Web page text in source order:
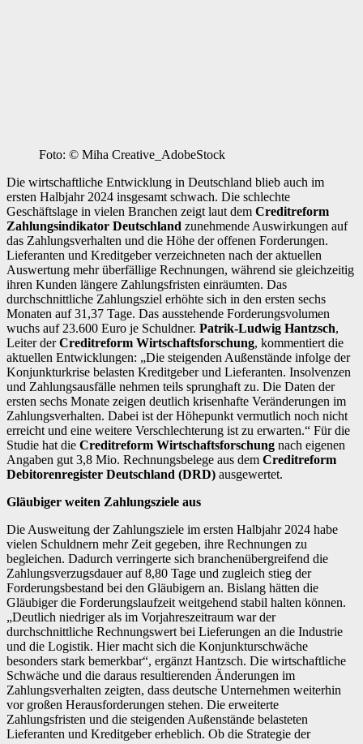
Foto: © Miha Creative_AdobeStock
Die wirtschaftliche Entwicklung in Deutschland blieb auch im
ersten Halbjahr 2024 insgesamt schwach. Die schlechte
Geschäftslage in vielen Branchen zeigt laut dem Creditreform
Zahlungsindikator Deutschland zunehmende Auswirkungen auf
das Zahlungsverhalten und die Höhe der offenen Forderungen.
Lieferanten und Kreditgeber verzeichneten nach der aktuellen
Auswertung mehr überfällige Rechnungen, während sie gleichzeitig
ihren Kunden längere Zahlungsfristen einräumten. Das
durchschnittliche Zahlungsziel erhöhte sich in den ersten sechs
Monaten auf 31,37 Tage. Das ausstehende Forderungsvolumen
wuchs auf 23.600 Euro je Schuldner. Patrik-Ludwig Hantzsch,
Leiter derCreditreform Wirtschaftsforschung, kommentiert die
aktuellen Entwicklungen: „Die steigenden Außenstände infolge der
Konjunkturkrise belasten Kreditgeber und Lieferanten. Insolvenzen
und Zahlungsausfälle nehmen teils sprunghaft zu. Die Daten der
ersten sechs Monate zeigen deutlich krisenhafte Veränderungen im
Zahlungsverhalten. Dabei ist der Höhepunkt vermutlich noch nicht
erreicht und eine weitere Verschlechterung ist zu erwarten.“ Für die
Studie hat die Creditreform Wirtschaftsforschung nach eigenen
Angaben gut 3,8 Mio. Rechnungsbelege aus dem Creditreform
Debitorenregister Deutschland (DRD) ausgewertet.
Gläubiger weiten Zahlungsziele aus
Die Ausweitung der Zahlungsziele im ersten Halbjahr 2024 habe
vielen Schuldnern mehr Zeit gegeben, ihre Rechnungen zu
begleichen. Dadurch verringerte sich branchenübergreifend die
Zahlungsverzugsdauer auf 8,80 Tage und zugleich stieg der
Forderungsbestand bei den Gläubigern an. Bislang hätten die
Gläubiger die Forderungslaufzeit weitgehend stabil halten können.
„Deutlich niedriger als im Vorjahreszeitraum war der
durchschnittliche Rechnungswert bei Lieferungen an die Industrie
und die Logistik. Hier macht sich die Konjunkturschwäche
besonders stark bemerkbar“, ergänzt Hantzsch. Die wirtschaftliche
Schwäche und die daraus resultierenden Änderungen im
Zahlungsverhalten zeigten, dass deutsche Unternehmen weiterhin
vor großen Herausforderungen stehen. Die erweiterte
Zahlungsfristen und die steigenden Außenstände belasteten
Lieferanten und Kreditgeber erheblich. Ob die Strategie der